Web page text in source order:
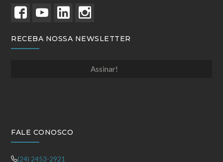
RECEBA NOSSA NEWSLETTER
Assinar!
FALE CONOSCO
(24) 2453-2921